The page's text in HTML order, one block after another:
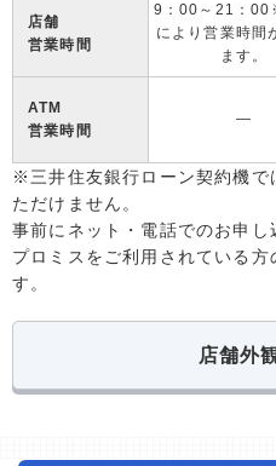
店舗
営業時間
9：00～21：
により営業時間
ます。
ATM
営業時間
―
※三井住友銀行ローン契約機で
ただけません。
事前にネット・電話でのお申
プロミスをご利用されている
す。
店舗外